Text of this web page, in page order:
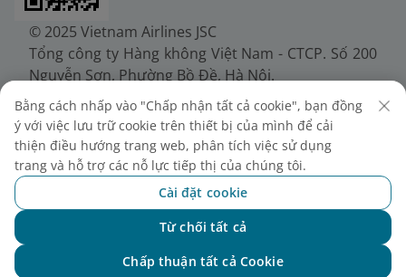
© 2025 Vietnam Airlines JSC
Tổng công ty Hàng không Việt Nam - CTCP. Số 200
Nguyễn Sơn, Phường Bồ Đề, Hà Nội.
Điện thoại: (+84-24) 38272289. Fax: (+84-24)
38722375
Giấy chứng nhận đăng ký doanh nghiệp, mã số
doanh nghiệp 0100107518, đăng ký lần đầu ngày
30/6/2010, đăng ký thay đổi lần thứ 10 ngày
24/7/2025, cấp bởi Sở Tài chính Thành phố Hà Nội.
Bằng cách nhấp vào "Chấp nhận tất cả cookie", bạn đồng
ý với việc lưu trữ cookie trên thiết bị của mình để cải
thiện điều hướng trang web, phân tích việc sử dụng
trang và hỗ trợ các nỗ lực tiếp thị của chúng tôi.
Cài đặt cookie
Từ chối tất cả
Chấp thuận tất cả Cookie